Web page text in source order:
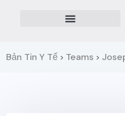
Bản Tin Y Tế > Teams >